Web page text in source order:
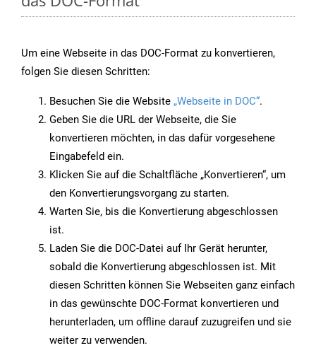
Um eine Webseite in das DOC-Format zu konvertieren,
folgen Sie diesen Schritten:
Besuchen Sie die Website „Webseite in DOC“.
Geben Sie die URL der Webseite, die Sie
konvertieren möchten, in das dafür vorgesehene
Eingabefeld ein.
Klicken Sie auf die Schaltfläche „Konvertieren“, um
den Konvertierungsvorgang zu starten.
Warten Sie, bis die Konvertierung abgeschlossen
ist.
Laden Sie die DOC-Datei auf Ihr Gerät herunter,
sobald die Konvertierung abgeschlossen ist. Mit
diesen Schritten können Sie Webseiten ganz einfach
in das gewünschte DOC-Format konvertieren und
herunterladen, um offline darauf zuzugreifen und sie
weiter zu verwenden.